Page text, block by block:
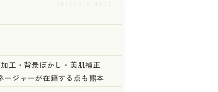
工・背景ぼかし・美肌補正
ージャーが在籍する点も熊本